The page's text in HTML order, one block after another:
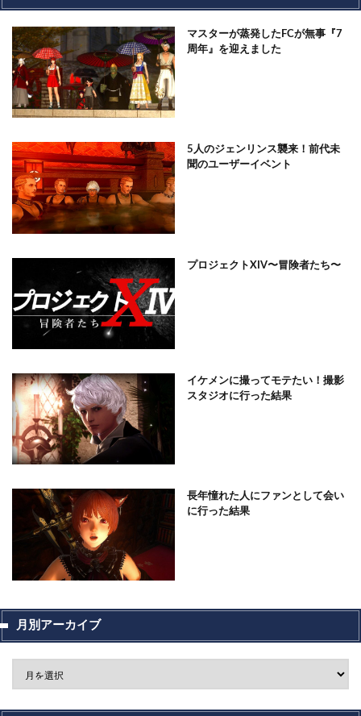
マスターが蒸発したFCが無事『7
周年』を迎えました
5人のジェンリンス襲来！前代未
聞のユーザーイベント
プロジェクトXIV〜冒険者たち〜
イケメンに撮ってモテたい！撮影
スタジオに行った結果
長年憧れた人にファンとして会い
に行った結果
月別アーカイブ